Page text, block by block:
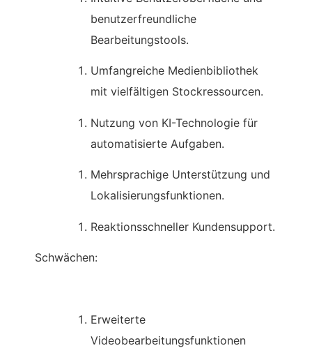
benutzerfreundliche
Bearbeitungstools.
Umfangreiche Medienbibliothek
mit vielfältigen Stockressourcen.
Nutzung von KI-Technologie für
automatisierte Aufgaben.
Mehrsprachige Unterstützung und
Lokalisierungsfunktionen.
Reaktionsschneller Kundensupport.
Schwächen:
Erweiterte
Videobearbeitungsfunktionen